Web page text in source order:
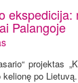
ekspedicija:
Palangoje
projektas
po Lietuvą.